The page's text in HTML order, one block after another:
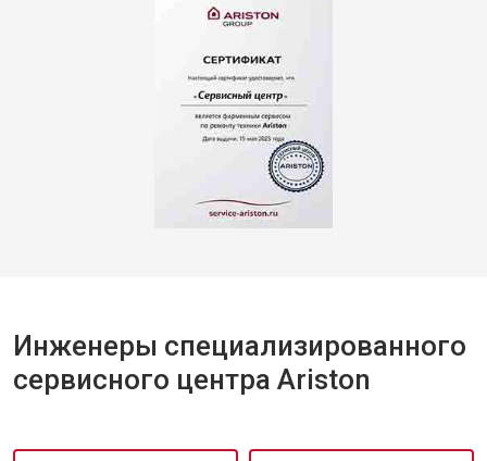
Инженеры специализированного
сервисного центра Ariston